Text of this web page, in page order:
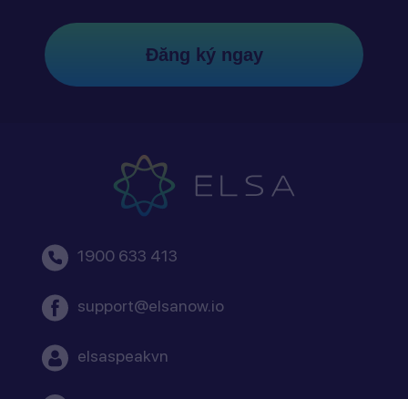
Đăng ký ngay
1900 633 413
support@elsanow.io
elsaspeakvn